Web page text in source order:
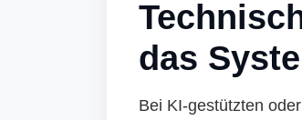
das
Bei KI-gestützten